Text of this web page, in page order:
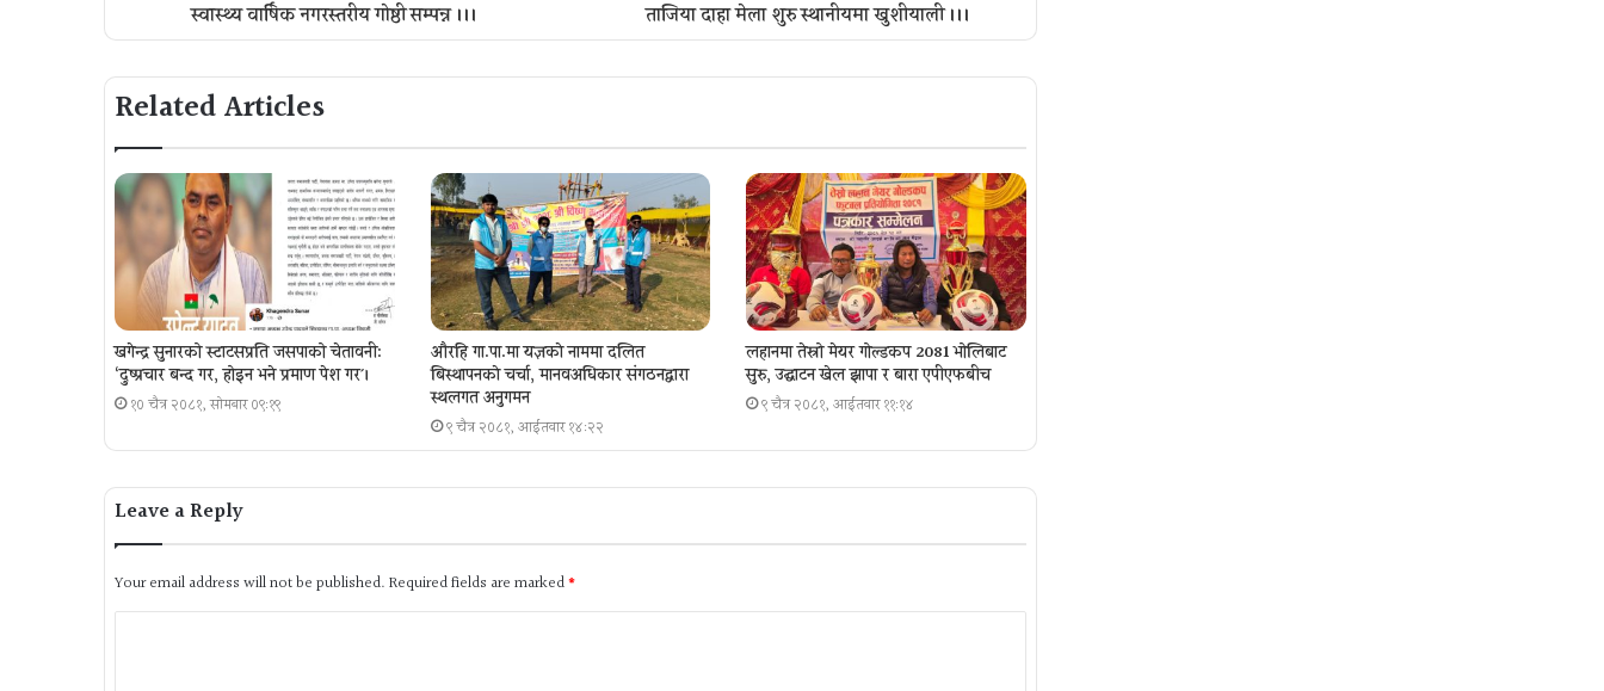
स्वास्थ्य वार्षिक नगरस्तरीय गोष्ठी सम्पन्न ।।। ताजिया दाहा मेला शुरु स्थानीयमा खुशीयाली ।।।
Related Articles
खगेन्द्र सुनारको स्टाटसप्रति जसपाको चेतावनी:
‘दुष्प्रचार बन्द गर, होइन भने प्रमाण पेश गर´।
१० चैत्र २०८१, सोमबार ०९:१९
औरहि गा.पा.मा यज्ञकाे नाममा दलित
बिस्थापनकाे चर्चा, मानवअधिकार संगठनद्वारा
स्थलगत अनुगमन
९ चैत्र २०८१, आईतवार १४:२२
लहानमा तेस्रो मेयर गोल्डकप 2081 भोलिबाट
सुरु, उद्घाटन खेल झापा र बारा एपीएफबीच
९ चैत्र २०८१, आईतवार ११:१४
Leave a Reply
Your email address will not be published. Required fields are marked*